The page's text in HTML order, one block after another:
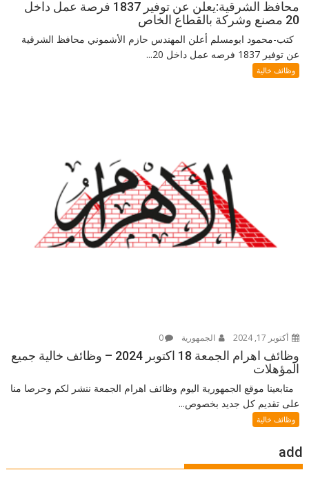
محافظ الشرقية:يعلن عن توفير 1837 فرصة عمل داخل
20 مصنع وشركة بالقطاع الخاص
كتب-محمود ابومسلم أعلن المهندس حازم الأشموني محافظ الشرقية
عن توفير 1837 فرصه عمل داخل 20...
وظائف خالية
أكتوبر 17, 2024 الجمهورية 0
وظائف اهرام الجمعة 18 اكتوبر 2024 – وظائف خالية جميع
المؤهلات
متابعينا موقع الجمهورية اليوم وظائف اهرام الجمعة ننشر لكم وحرصا منا
على تقديم كل جديد بخصوص...
وظائف خالية
add